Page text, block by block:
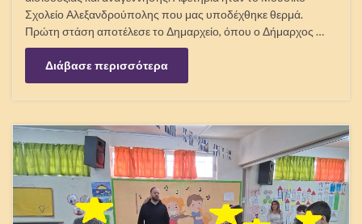
Σχολείο Αλεξανδρούπολης που μας υποδέχθηκε θερμά.
Πρώτη στάση αποτέλεσε το Δημαρχείο, όπου ο Δήμαρχος …
Διάβασε περισσότερα